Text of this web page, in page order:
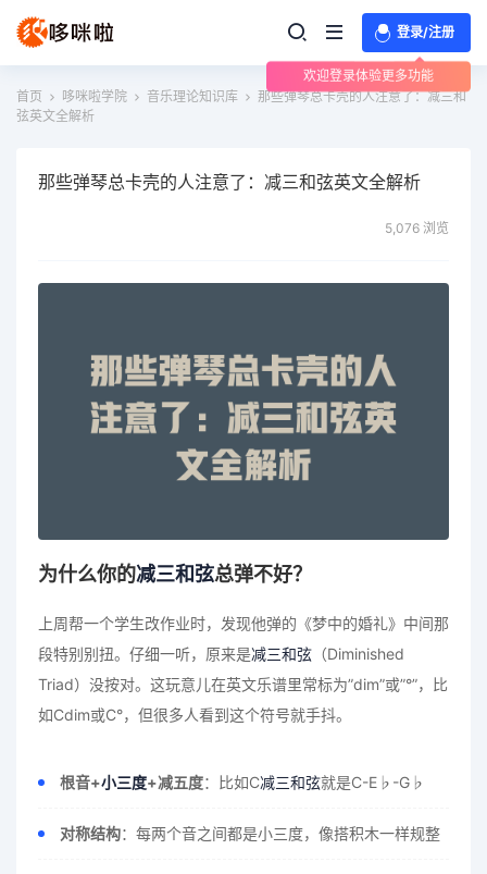
登录/注册
欢迎登录体验更多功能
首页
哆咪啦学院 音乐理论知识库
那些弹琴总卡壳的人注意了：减三和
弦英文全解析
那些弹琴总卡壳的人注意了：减三和弦英文全解析
5,076 浏览
为什么你的减三和弦总弹不好？
上周帮一个学生改作业时，发现他弹的《梦中的婚礼》中间那
段特别别扭。仔细一听，原来是减三和弦 （Diminished
Triad）没按对。这玩意儿在英文乐谱里常标为”dim”或”°”，比
如Cdim或C°，但很多人看到这个符号就手抖。
根音+小三度+减五度：比如C减三和弦就是C-E♭-G♭
对称结构：每两个音之间都是小三度，像搭积木一样规整